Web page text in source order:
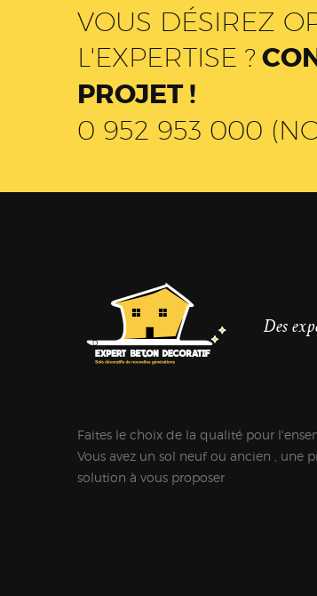
VOUS DÉSIREZ
L'EXPERTISE ?
PROJET !
0 952 953 000
Des
Faites le choix de la qualité pour
Vous avez un sol neuf ou ancien , une
solution à vous proposer